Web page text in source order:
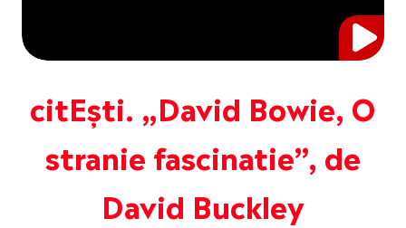
citEști. „David Bowie, O
stranie fascinatie”, de
David Buckley